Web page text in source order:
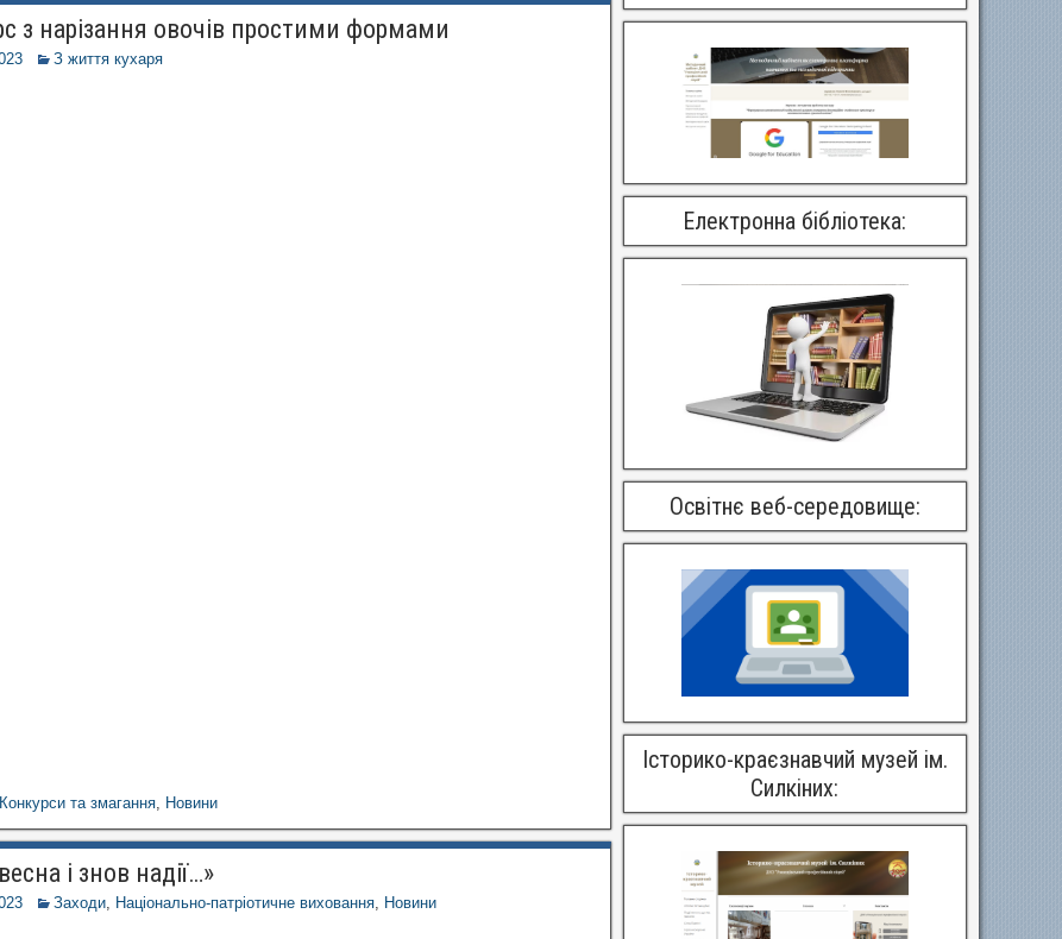
з нарізання овочів простими формами
З життя кухаря
Конкурси та змагання, Новини
і знов надії…»
Заходи, Національно-патріотичне виховання, Новини
Електронна бібліотека:
Освітнє веб-середовище:
Історико-краєзнавчий музей ім.
Силкіних: